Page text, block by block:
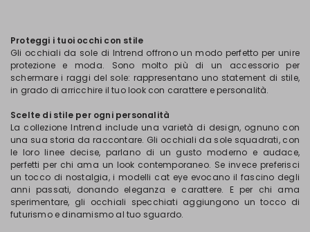
Proteggi i tuoi occhi con stile
Gli occhiali da sole di Intrend offrono un modo perfetto per unire
protezione e moda. Sono molto più di un accessorio per
schermare i raggi del sole: rappresentano uno statement di stile,
in grado di arricchire il tuo look con carattere e personalità.
Scelte di stile per ogni personalità
La collezione Intrend include una varietà di design, ognuno con
una sua storia da raccontare. Gli occhiali da sole squadrati, con
le loro linee decise, parlano di un gusto moderno e audace,
perfetti per chi ama un look contemporaneo. Se invece preferisci
un tocco di nostalgia, i modelli cat eye evocano il fascino degli
anni passati, donando eleganza e carattere. E per chi ama
sperimentare, gli occhiali specchiati aggiungono un tocco di
futurismo e dinamismo al tuo sguardo.